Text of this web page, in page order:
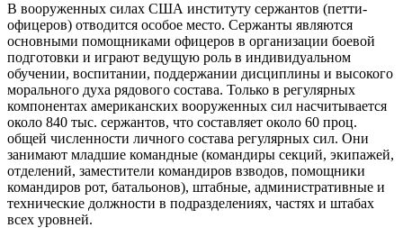
В вооруженных силах США институту сержантов (петти-
офицеров) отводится особое место. Сержанты являются
основными помощниками офицеров в организации боевой
подготовки и играют ведущую роль в индивидуальном
обучении, воспитании, поддержании дисциплины и высокого
морального духа рядового состава. Только в регулярных
компонентах американских вооруженных сил насчитывается
около 840 тыс. сержантов, что составляет около 60 проц.
общей численности личного состава регулярных сил. Они
занимают младшие командные (командиры секций, экипажей,
отделений, заместители командиров взводов, помощники
командиров рот, батальонов), штабные, административные и
технические должности в подразделениях, частях и штабах
всех уровней.